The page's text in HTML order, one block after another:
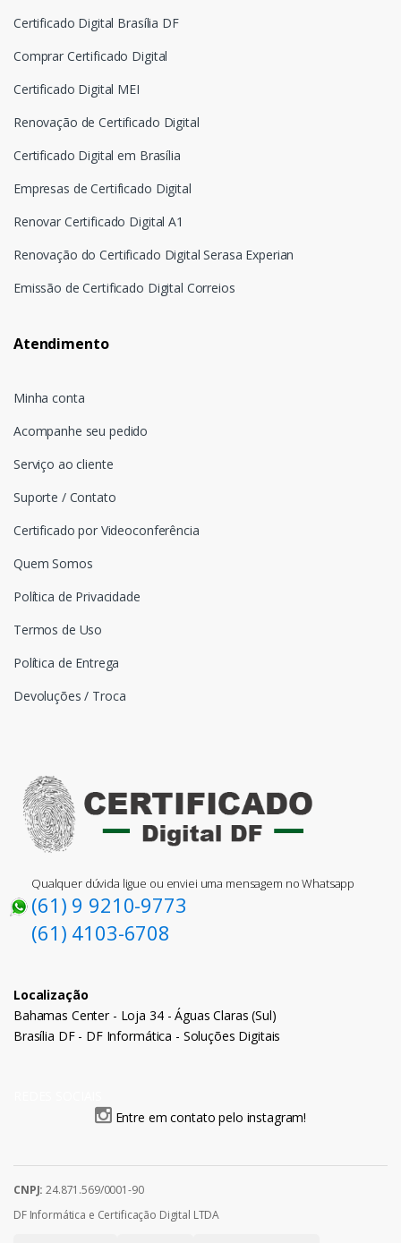
Certificado Digital Brasília DF
Comprar Certificado Digital
Certificado Digital MEI
Renovação de Certificado Digital
Certificado Digital em Brasília
Empresas de Certificado Digital
Renovar Certificado Digital A1
Renovação do Certificado Digital Serasa Experian
Emissão de Certificado Digital Correios
Atendimento
Minha conta
Acompanhe seu pedido
Serviço ao cliente
Suporte / Contato
Certificado por Videoconferência
Quem Somos
Política de Privacidade
Termos de Uso
Política de Entrega
Devoluções / Troca
Qualquer dúvida ligue ou enviei uma mensagem no Whatsapp
(61) 9 9210-9773
(61) 4103-6708
Localização
Bahamas Center - Loja 34 - Águas Claras (Sul)
Brasília DF - DF Informática - Soluções Digitais
Entre em contato pelo instagram!
CNPJ: 24.871.569/0001-90
DF Informática e Certificação Digital LTDA